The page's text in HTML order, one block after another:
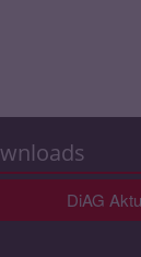
DiAG